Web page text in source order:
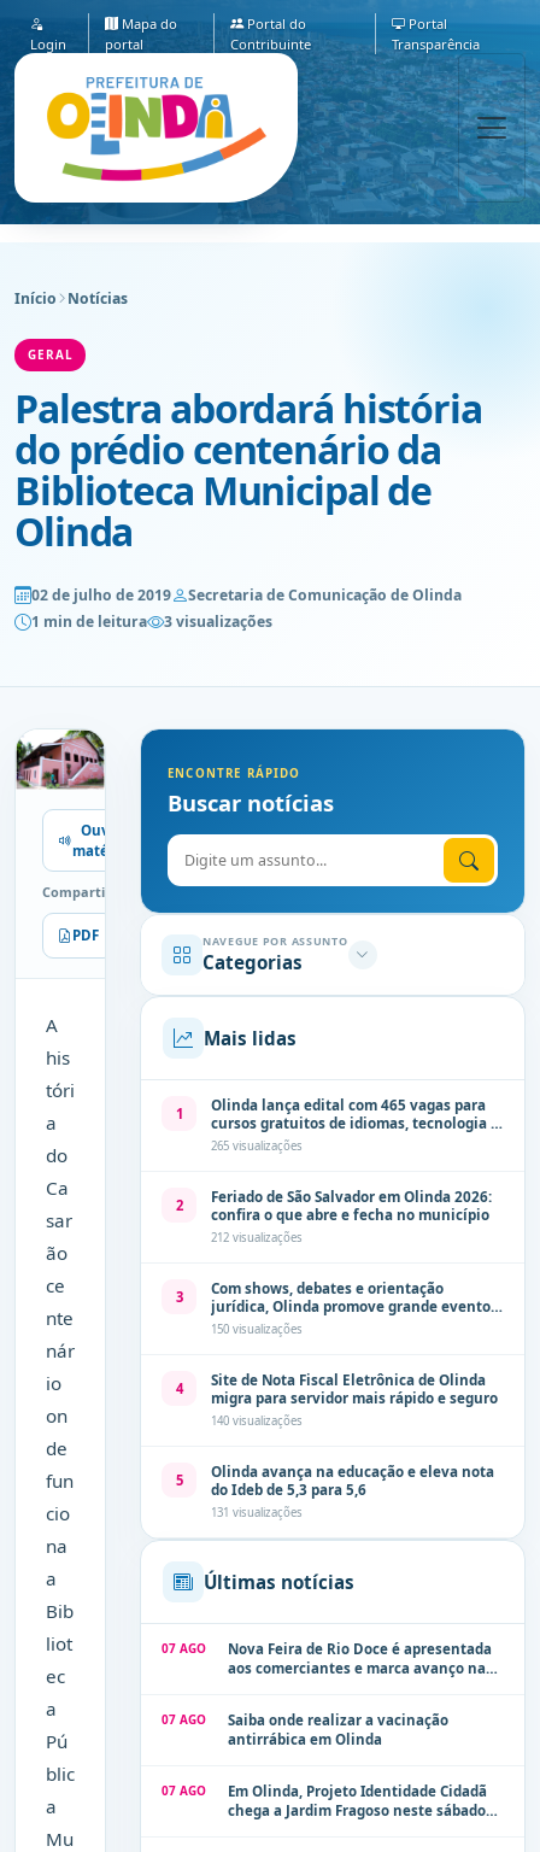
Login
Mapa do
portal
Portal do
Contribuinte
Portal
Transparência
Início Notícias
GERAL
Palestra abordará história
do prédio centenário da
Biblioteca Municipal de
Olinda
02 de julho de 2019
Secretaria de Comunicação de Olinda
1 min de leitura
3 visualizações
Ouvir
matéria
Compartilhe
PDF Imprimir
A
his
tóri
a
do
Ca
sar
ão
ce
nte
nár
io
on
de
fun
cio
na
a
Bib
liot
ec
a
Pú
blic
a
Mu
ENCONTRE RÁPIDO
Buscar notícias
Digite o assunto
NAVEGUE POR ASSUNTO
Categorias
Mais lidas
1
Olinda lança edital com 465 vagas para
cursos gratuitos de idiomas, tecnologia e
comunicação
265 visualizações
2
Feriado de São Salvador em Olinda 2026:
confira o que abre e fecha no município
212 visualizações
3
Com shows, debates e orientação
jurídica, Olinda promove grande evento
de combate à violência contra a mulher
neste sábado (8)
150 visualizações
4
Site de Nota Fiscal Eletrônica de Olinda
migra para servidor mais rápido e seguro
140 visualizações
5
Olinda avança na educação e eleva nota
do Ideb de 5,3 para 5,6
131 visualizações
Últimas notícias
07 AGO
Nova Feira de Rio Doce é apresentada
aos comerciantes e marca avanço na
07 AGO
Saiba onde realizar a vacinação
antirrábica em Olinda
07 AGO
Em Olinda, Projeto Identidade Cidadã
chega a Jardim Fragoso neste sábado